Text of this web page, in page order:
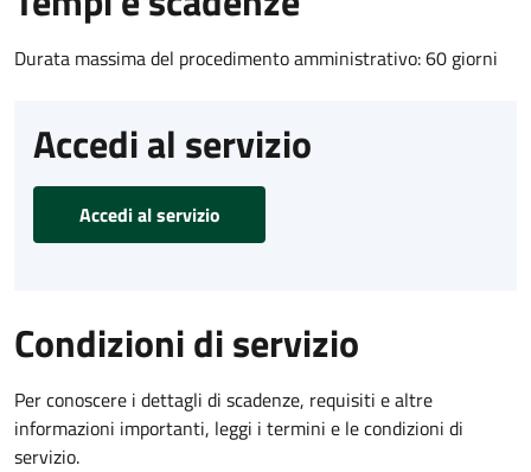
Durata massima del procedimento amministrativo: 60 giorni
Accedi al servizio
Accedi al servizio
Condizioni di servizio
Per conoscere i dettagli di scadenze, requisiti e altre
informazioni importanti, leggi i termini e le condizioni di
servizio.